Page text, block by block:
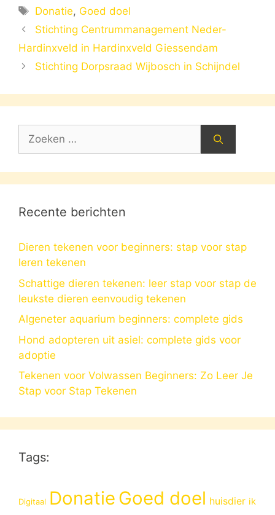
Tags
Donatie, Goed doel
Stichting Centrummanagement Neder-
Hardinxveld in Hardinxveld Giessendam
Stichting Dorpsraad Wijbosch in Schijndel
Zoek
Recente berichten
Dieren tekenen voor beginners: stap voor stap
leren tekenen
Schattige dieren tekenen: leer stap voor stap de
leukste dieren eenvoudig tekenen
Algeneter aquarium beginners: complete gids
Hond adopteren uit asiel: complete gids voor
adoptie
Tekenen voor Volwassen Beginners: Zo Leer Je
Stap voor Stap Tekenen
Tags:
Digitaal Donatie Goed doel huisdier ik